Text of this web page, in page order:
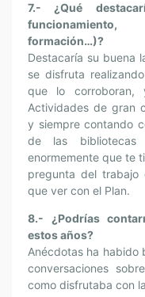
7.- ¿Qué
funcionamiento,
formación…)?
Destacaría su buena
se disfruta
que lo
Actividades de gran
y siempre contando
de las bibliotecas
enormemente que te
pregunta del trabajo
que ver con el Plan.
8.- ¿Podrías
estos años?
Anécdotas ha habido
conversaciones
como disfrutaba con